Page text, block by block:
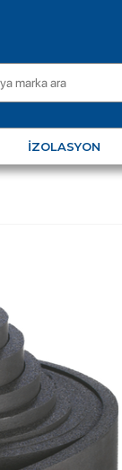
İZOLASYON